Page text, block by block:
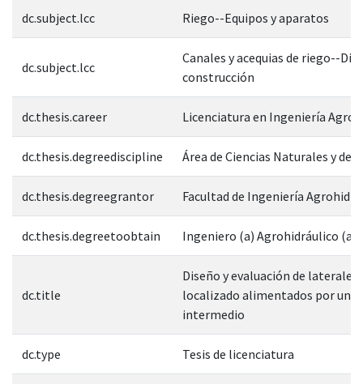
dc.subject.lcc Riego--Equipos y aparatos
dc.subject.lcc
Canales y acequias de riego--
construcción
dc.thesis.career Licenciatura en Ingeniería
dc.thesis.degreediscipline Área de Ciencias Naturales y de
dc.thesis.degreegrantor Facultad de Ingeniería
dc.thesis.degreetoobtain Ingeniero (a) Agrohidráulico (a)
dc.title
Diseño y evaluación de laterales
localizado alimentados por un
intermedio
dc.type Tesis de licenciatura